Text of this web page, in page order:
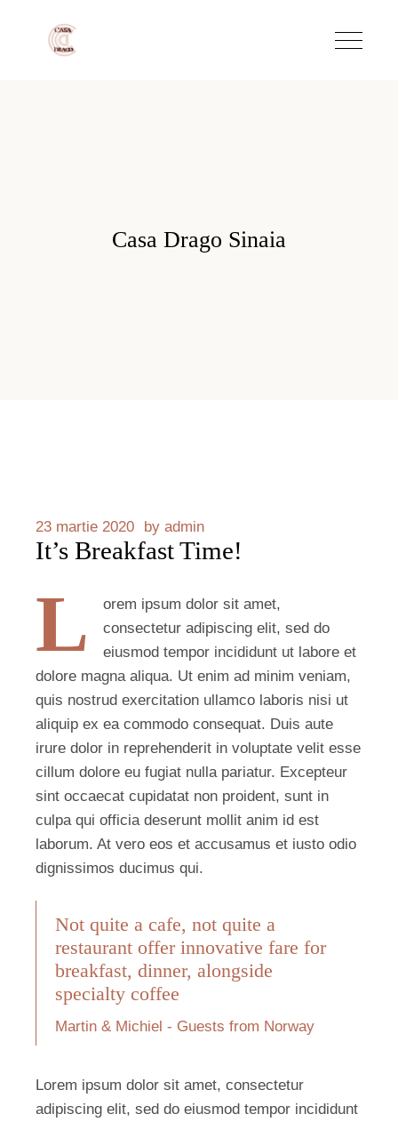
Casa Drago Sinaia
23 martie 2020 by admin
It’s Breakfast Time!
L
orem ipsum dolor sit amet,
consectetur adipiscing elit, sed do
eiusmod tempor incididunt ut labore et
dolore magna aliqua. Ut enim ad minim veniam,
quis nostrud exercitation ullamco laboris nisi ut
aliquip ex ea commodo consequat. Duis aute
irure dolor in reprehenderit in voluptate velit esse
cillum dolore eu fugiat nulla pariatur. Excepteur
sint occaecat cupidatat non proident, sunt in
culpa qui officia deserunt mollit anim id est
laborum. At vero eos et accusamus et iusto odio
dignissimos ducimus qui.
Not quite a cafe, not quite a
restaurant offer innovative fare for
breakfast, dinner, alongside
specialty coffee
Martin & Michiel - Guests from Norway
Lorem ipsum dolor sit amet, consectetur
adipiscing elit, sed do eiusmod tempor incididunt